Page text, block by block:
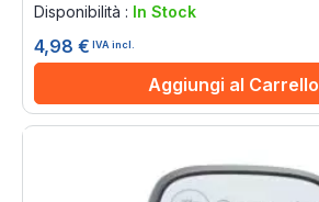
Disponibilità : In Stock
4,98 € IVA incl.
Aggiungi al Carrello